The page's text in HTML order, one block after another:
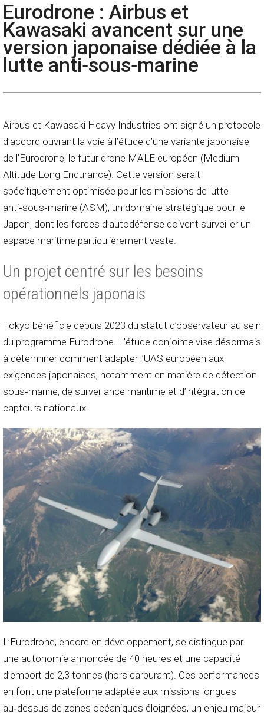
Eurodrone : Airbus et
Kawasaki avancent sur une
version japonaise dédiée à la
lutte anti‑sous‑marine
Airbus et Kawasaki Heavy Industries ont signé un protocole
d’accord ouvrant la voie à l’étude d’une variante japonaise
de l’Eurodrone, le futur drone MALE européen (Medium
Altitude Long Endurance). Cette version serait
spécifiquement optimisée pour les missions de lutte
anti‑sous‑marine (ASM), un domaine stratégique pour le
Japon, dont les forces d’autodéfense doivent surveiller un
espace maritime particulièrement vaste.
Un projet centré sur les besoins
opérationnels japonais
Tokyo bénéficie depuis 2023 du statut d’observateur au sein
du programme Eurodrone. L’étude conjointe vise désormais
à déterminer comment adapter l’UAS européen aux
exigences japonaises, notamment en matière de détection
sous‑marine, de surveillance maritime et d’intégration de
capteurs nationaux.
L’Eurodrone, encore en développement, se distingue par
une autonomie annoncée de 40 heures et une capacité
d’emport de 2,3 tonnes (hors carburant). Ces performances
en font une plateforme adaptée aux missions longues
au‑dessus de zones océaniques éloignées, un enjeu majeur